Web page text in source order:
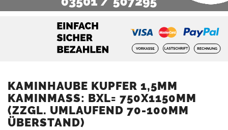
KAMINHAUBE KUPFER 1,5MM
KAMINMASS: BXL= 750X1150MM (
ZZGL. UMLAUFEND 70-100MM Ü
BERSTAND)